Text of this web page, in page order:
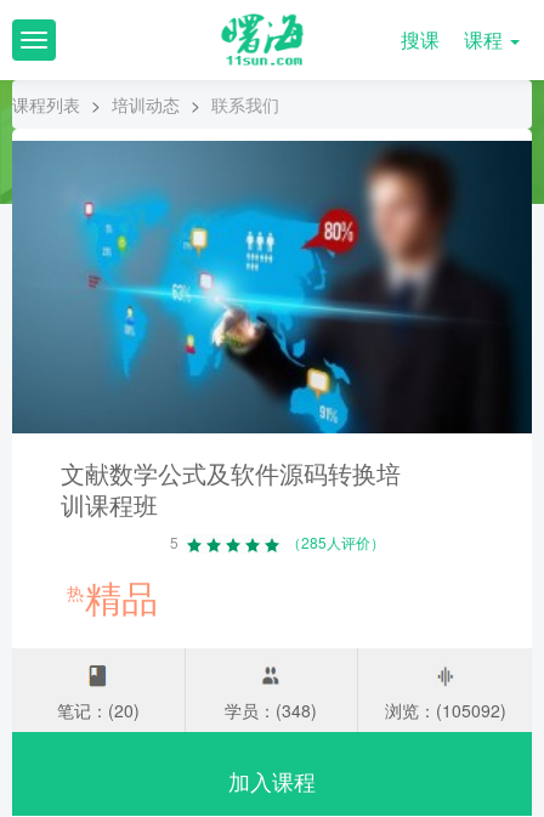
T
o
g
l
搜课 课程
课程列表 > 培训动态 > 联系我们
文献数学公式及软件源码转换培
训课程班
5 （285人评价）
热精品
笔记：(20) 学员：(348) 浏览：(105092)
加入课程